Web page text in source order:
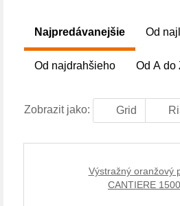
Najpredávanejšie Od
Od najdrahšieho Od A do
Zobrazit jako: Grid
Výstražný oranžový
CANTIERE